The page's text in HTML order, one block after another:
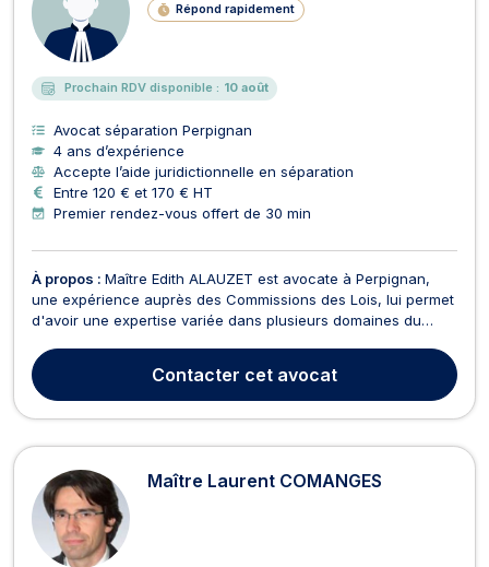
Répond rapidement
Prochain RDV disponible : 10 août
Avocat séparation Perpignan
4 ans d’expérience
Accepte l’aide juridictionnelle en séparation
Entre 120 € et 170 € HT
Premier rendez-vous offert de 30 min
À propos : Maître Edith ALAUZET est avocate à Perpignan,
une expérience auprès des Commissions des Lois, lui permet
d'avoir une expertise variée dans plusieurs domaines du
commerciaux et habitation: exécution, loyers impayés, clause
résolutoire, en matière de droit civil : exécu...
Contacter cet avocat
Maître Laurent COMANGES